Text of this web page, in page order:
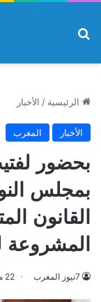
الرئيسية / الأخبار
الأخبار المغرب
بحضور
بمجلس
القانون
المشروعة
7نيوز المغرب 22 مايو، 2021